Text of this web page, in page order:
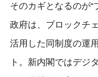
そのカギとなるのが“
政府は、ブロックチ
活用した同制度の運
ト。新内閣ではデジ